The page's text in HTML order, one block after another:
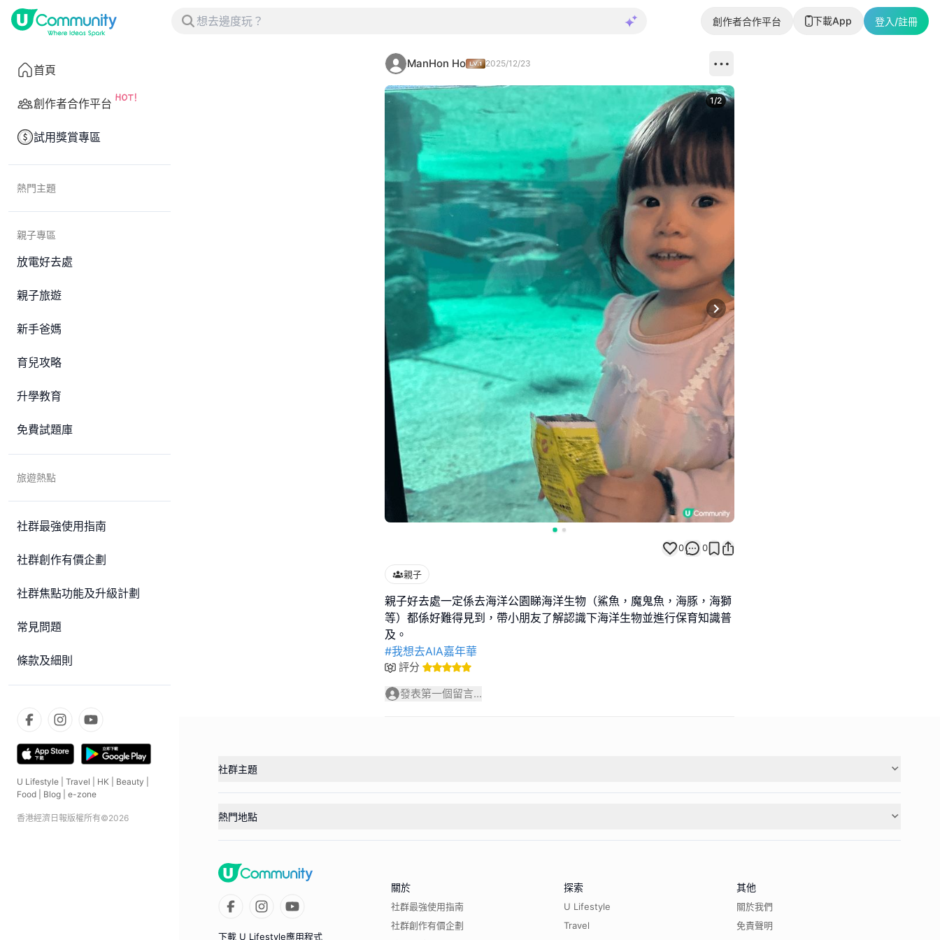
創作者合作平台 下載App 登入/註冊
首頁
創作者合作平台
試用獎賞專區
熱門主題
親子專區
放電好去處
親子旅遊
新手爸媽
育兒攻略
升學教育
免費試題庫
旅遊熱點
社群最強使用指南
社群創作有價企劃
社群焦點功能及升級計劃
常見問題
條款及細則
U Lifestyle Travel HK Beauty
Food
Blog e-zone
香港經濟日報版權所有©2026
ManHon Ho 2025/12/23
Next slide
1/2
0 0
親子
親子好去處一定係去海洋公園睇海洋生物（鯊魚，魔鬼魚，海豚，海獅
等）都係好難得見到，帶小朋友了解認識下海洋生物並進行保育知識普
#我想去AIA嘉年華
評分
發表第一個留言...
社群主題
熱門地點
下載 U Lifestyle應用程式
關於
社群最強使用指南
社群創作有價企劃
探索
U Lifestyle
Travel
其他
關於我們
免責聲明